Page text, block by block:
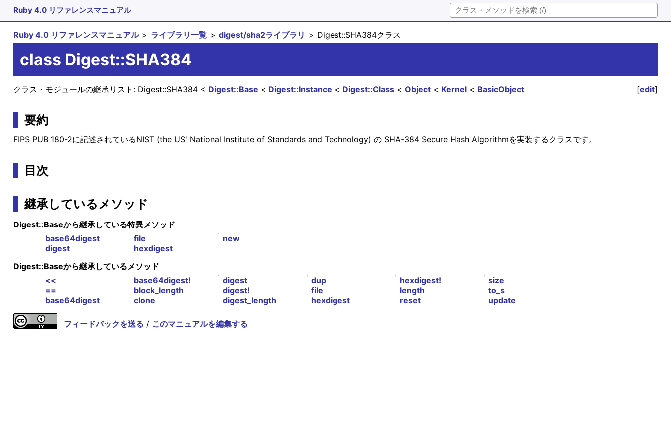
Ruby 4.0 リファレンスマニュアル
Ruby 4.0 リファレンスマニュアル ライブラリ一覧 digest/sha2ライブラリ Digest::SHA384クラス
class Digest::SHA384
[edit]
クラス・モジュールの継承リスト: BasicObject
Kernel
Object
Digest::Class
Digest::Instance
Digest::Base
Digest::SHA384
要約
FIPS PUB 180-2に記述されているNIST (the US' National Institute of Standards and Technology) の SHA-384 Secure Hash Algorithmを実装するクラスです。
目次
継承しているメソッド
Digest::Baseから継承している特異メソッド
base64digest
digest
file
hexdigest
new
Digest::Baseから継承しているメソッド
<<
==
base64digest
base64digest!
block_length
clone
digest
digest!
digest_length
dup
file
hexdigest
hexdigest!
length
reset
size
to_s
update
フィードバックを送る / このマニュアルを編集する